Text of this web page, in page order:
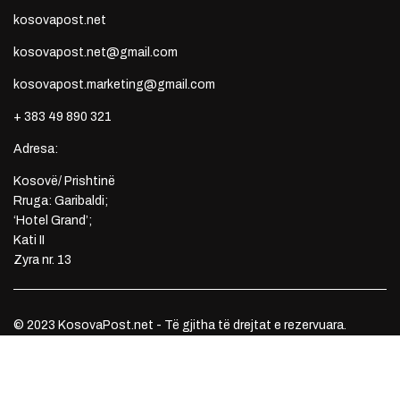
kosovapost.net
kosovapost.net@gmail.com
kosovapost.marketing@gmail.com
+ 383 49 890 321
Adresa:
Kosovë/ Prishtinë
Rruga: Garibaldi;
‘Hotel Grand’;
Kati II
Zyra nr. 13
© 2023 KosovaPost.net - Të gjitha të drejtat e rezervuara.